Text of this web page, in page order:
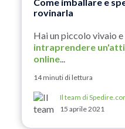
Come imballare e
rovinarla
Hai un piccolo vivaio
intraprendere
online...
14 minuti di lettura
Il team di
15 aprile 2021